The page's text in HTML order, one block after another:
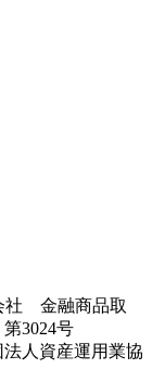
社 金融商品取
3024号
人資産運用業協